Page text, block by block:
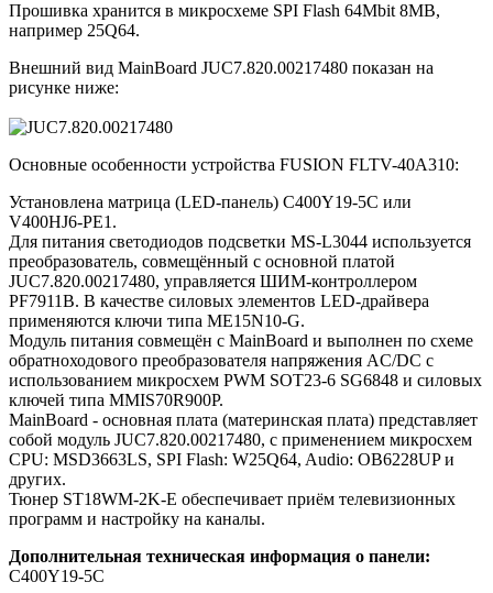
Прошивка хранится в микросхеме SPI Flash 64Mbit 8MB,
например 25Q64.
Внешний вид MainBoard JUC7.820.00217480 показан на
рисунке ниже:
Основные особенности устройства FUSION FLTV-40A310:
Установлена матрица (LED-панель) C400Y19-5C или
V400HJ6-PE1.
Для питания светодиодов подсветки MS-L3044 используется
преобразователь, совмещённый с основной платой
JUC7.820.00217480, управляется ШИМ-контроллером
PF7911B. В качестве силовых элементов LED-драйвера
применяются ключи типа ME15N10-G.
Модуль питания совмещён с MainBoard и выполнен по схеме
обратноходового преобразователя напряжения AC/DC c
использованием микросхем PWM SOT23-6 SG6848 и силовых
ключей типа MMIS70R900P.
MainBoard - основная плата (материнская плата) представляет
собой модуль JUC7.820.00217480, с применением микросхем
CPU: MSD3663LS, SPI Flash: W25Q64, Audio: OB6228UP и
других.
Тюнер ST18WM-2K-E обеспечивает приём телевизионных
программ и настройку на каналы.
Дополнительная техническая информация о панели:
C400Y19-5C